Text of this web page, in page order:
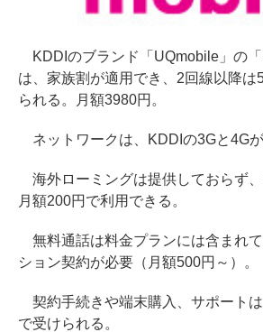
KDDIのブランド「UQmobile」の「
は、家族割が適用でき、2回線以降は
られる。月額3980円。
ネットワークは、KDDIの3Gと4Gが
海外ローミングは提供しておらず
月額200円で利用できる。
無料通話は料金プランには含まれ
ション契約が必要（月額500円～）。
契約手続きや端末購入、サポート
で受けられる。